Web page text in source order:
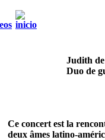
Judith
Duo de
Ce concert est la
deux âmes latino-